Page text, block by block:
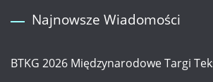
Najnowsze Wiadomości
BTKG 2026 Międzynarodowe Targi